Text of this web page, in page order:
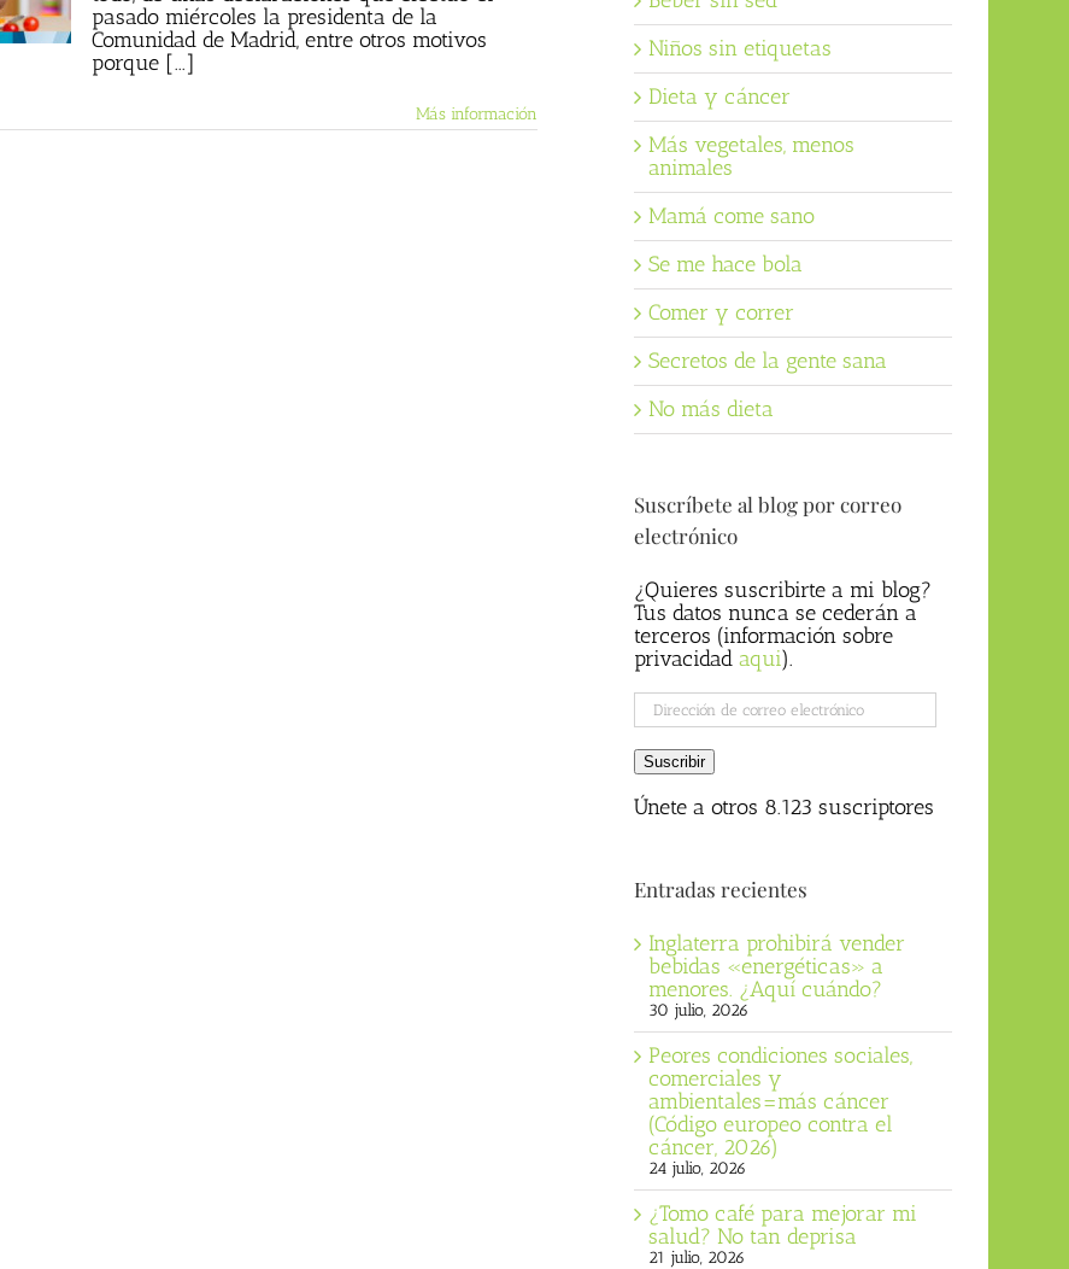
pasado miércoles la presidenta de la
Comunidad de Madrid, entre otros motivos
porque [...]
Más información
Niños sin etiquetas
Dieta y cáncer
Más vegetales, menos
animales
Mamá come sano
Se me hace bola
Comer y correr
Secretos de la gente sana
No más dieta
Suscríbete al blog por correo
electrónico
¿Quieres suscribirte a mi blog?
Tus datos nunca se cederán a
terceros (información sobre
privacidad aqui).
Dirección
de
correo
electrónico
Suscribir
Únete a otros 8.123 suscriptores
Entradas recientes
Inglaterra prohibirá vender
bebidas «energéticas» a
menores. ¿Aquí cuándo?
30 julio, 2026
Peores condiciones sociales,
comerciales y
ambientales=más cáncer
(Código europeo contra el
cáncer, 2026)
24 julio, 2026
¿Tomo café para mejorar mi
salud? No tan deprisa
21 julio, 2026